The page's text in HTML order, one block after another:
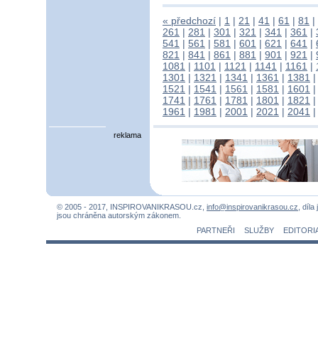
« předchozí | 1 | 21 | 41 | 61 | 81 |
261 | 281 | 301 | 321 | 341 | 361 |
541 | 561 | 581 | 601 | 621 | 641 |
821 | 841 | 861 | 881 | 901 | 921 |
1081 | 1101 | 1121 | 1141 | 1161 |
1301 | 1321 | 1341 | 1361 | 1381 |
1521 | 1541 | 1561 | 1581 | 1601 |
1741 | 1761 | 1781 | 1801 | 1821 |
1961 | 1981 | 2001 | 2021 | 2041 |
reklama
© 2005 - 2017, INSPIROVANIKRASOU.cz, info@inspirovanikrasou.cz ,
jsou chráněna autorským zákonem.
PARTNEŘI
SLUŽBY